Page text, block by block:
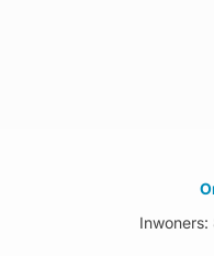
Inwoners: